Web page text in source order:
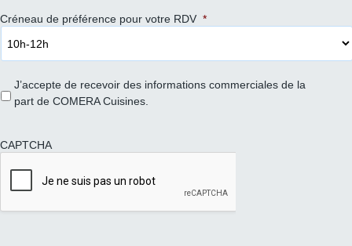
Créneau de préférence pour votre RDV *
J’accepte de recevoir des informations commerciales de la
part de COMERA Cuisines.
CAPTCHA